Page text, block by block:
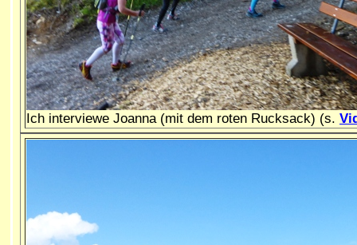
Ich interviewe Joanna (mit dem roten Rucksack) (s.